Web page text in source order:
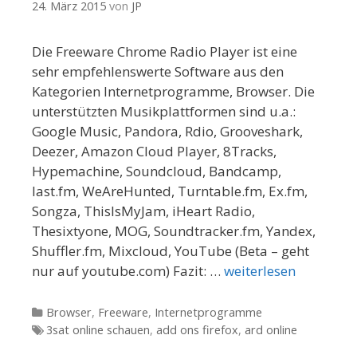
24. März 2015 von JP
Die Freeware Chrome Radio Player ist eine
sehr empfehlenswerte Software aus den
Kategorien Internetprogramme, Browser. Die
unterstützten Musikplattformen sind u.a.:
Google Music, Pandora, Rdio, Grooveshark,
Deezer, Amazon Cloud Player, 8Tracks,
Hypemachine, Soundcloud, Bandcamp,
last.fm, WeAreHunted, Turntable.fm, Ex.fm,
Songza, ThisIsMyJam, iHeart Radio,
Thesixtyone, MOG, Soundtracker.fm, Yandex,
Shuffler.fm, Mixcloud, YouTube (Beta – geht
nur auf youtube.com) Fazit: … weiterlesen
Kategorien
Browser, Freeware, Internetprogramme
Tags
3sat online schauen, add ons firefox, ard online